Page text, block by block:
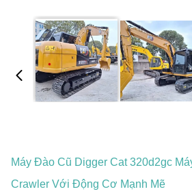
Máy Đào Cũ Digger Cat 320d2gc
Crawler Với Động Cơ Mạnh Mẽ